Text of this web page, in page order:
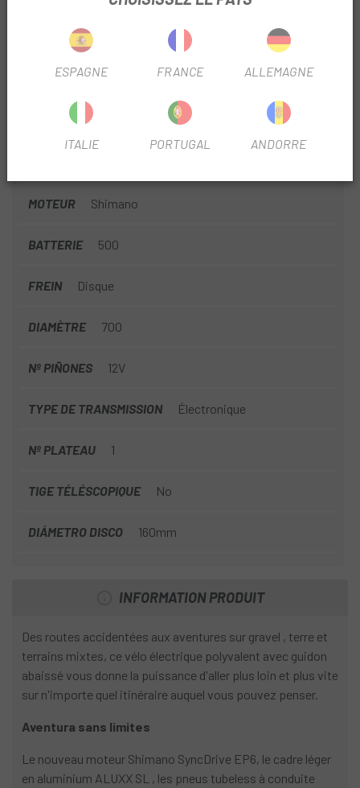
Giant Contact XR D-Fuse 31.8 aluminio
SAISON 2025
JANTES Giant eX 2, Tubeless Ready, 700c Aluminio
MOTEUR Shimano
BATTERIE 500
FREIN Disque
DIAMÈTRE 700
Nº PIÑONES 12V
TYPE DE TRANSMISSION Électronique
Nº PLATEAU 1
TIGE TÉLÉSCOPIQUE No
DIÁMETRO DISCO 160mm
INFORMATION PRODUIT
Des routes accidentées aux aventures sur gravel , terre et
terrains mixtes, ce vélo électrique polyvalent avec guidon
abaissé vous donne la puissance d'aller plus loin et plus vite
sur n'importe quel itinéraire auquel vous pouvez penser.
Aventura sans limites
Le nouveau moteur Shimano SyncDrive EP6, le cadre léger
en aluminium ALUXX SL , les pneus tubeless à conduite
ESPAGNE FRANCE ALLEMAGNE
ITALIE PORTUGAL ANDORRE